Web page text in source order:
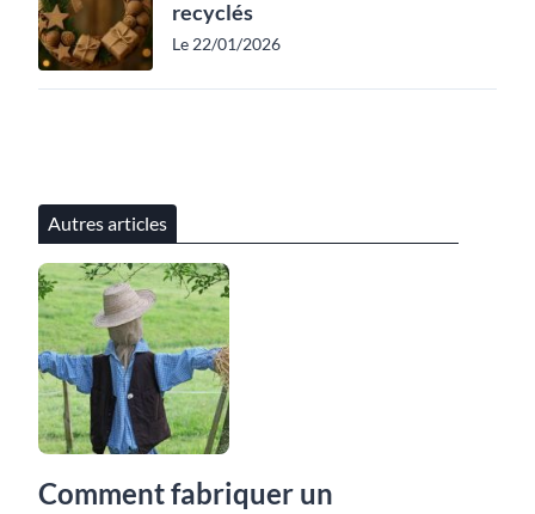
recyclés
Le 22/01/2026
Autres articles
Comment fabriquer un